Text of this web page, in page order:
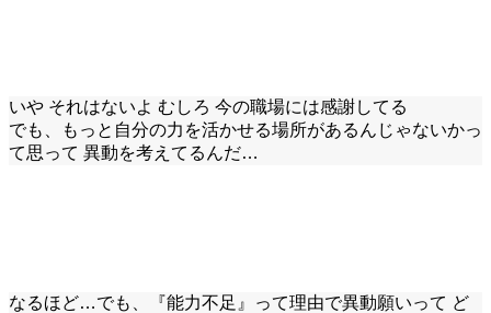
いや それはないよ むしろ 今の職場には感謝してる
でも、もっと自分の力を活かせる場所があるんじゃないかっ
て思って 異動を考えてるんだ…
なるほど…でも、『能力不足』って理由で異動願いって ど